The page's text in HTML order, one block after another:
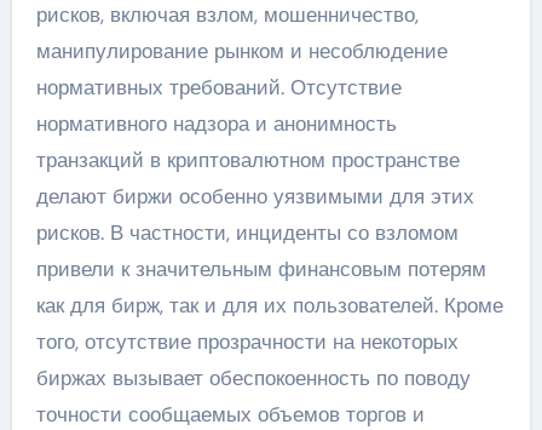
рисков, включая взлом, мошенничество,
манипулирование рынком и несоблюдение
нормативных требований. Отсутствие
нормативного надзора и анонимность
транзакций в криптовалютном пространстве
делают биржи особенно уязвимыми для этих
рисков. В частности, инциденты со взломом
привели к значительным финансовым потерям
как для бирж, так и для их пользователей. Кроме
того, отсутствие прозрачности на некоторых
биржах вызывает обеспокоенность по поводу
точности сообщаемых объемов торгов и